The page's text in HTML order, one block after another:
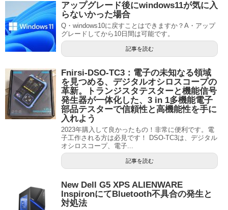
アップグレード後にwindows11が気に入
らないかった場合
Q・windows10に戻すことはできますか？A・アップ
グレードしてから10日間は可能です。
記事を読む
Fnirsi-DSO-TC3：電子の未知なる領域
を見つめる、デジタルオシロスコープの
革新。トランジスタテスターと機能信号
発生器が一体化した、3 in 1多機能電子
部品テスターで信頼性と高機能性を手に
入れよう
2023年購入して良かったもの！非常に便利です。電
子工作される方は必見です！ DSO-TC3は、デジタル
オシロスコープ、電子...
記事を読む
New Dell G5 XPS ALIENWARE
InspironにてBluetooth不具合の発生と
対処法